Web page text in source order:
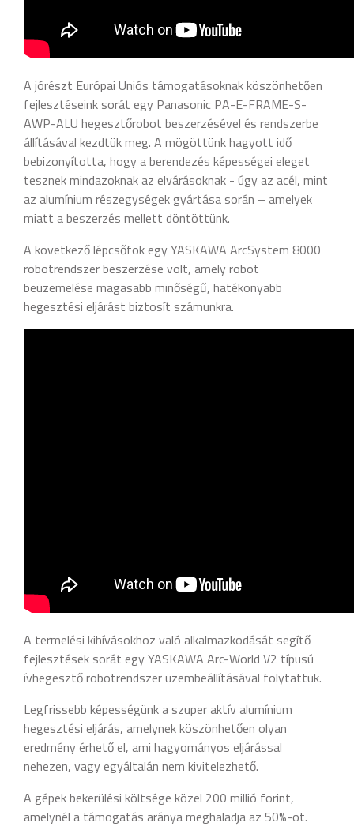
A jórészt Európai Uniós támogatásoknak köszönhetően
fejlesztéseink sorát egy Panasonic PA-E-FRAME-S-
AWP-ALU hegesztőrobot beszerzésével és rendszerbe
állításával kezdtük meg. A mögöttünk hagyott idő
bebizonyította, hogy a berendezés képességei eleget
tesznek mindazoknak az elvárásoknak - úgy az acél, mint
az alumínium részegységek gyártása során – amelyek
miatt a beszerzés mellett döntöttünk.
A következő lépcsőfok egy YASKAWA ArcSystem 8000
robotrendszer beszerzése volt, amely robot
beüzemelése magasabb minőségű, hatékonyabb
hegesztési eljárást biztosít számunkra.
A termelési kihívásokhoz való alkalmazkodását segítő
fejlesztések sorát egy YASKAWA Arc-World V2 típusú
ívhegesztő robotrendszer üzembeállításával folytattuk.
Legfrissebb képességünk a szuper aktív alumínium
hegesztési eljárás, amelynek köszönhetően olyan
eredmény érhető el, ami hagyományos eljárással
nehezen, vagy egyáltalán nem kivitelezhető.
A gépek bekerülési költsége közel 200 millió forint,
amelynél a támogatás aránya meghaladja az 50%-ot.